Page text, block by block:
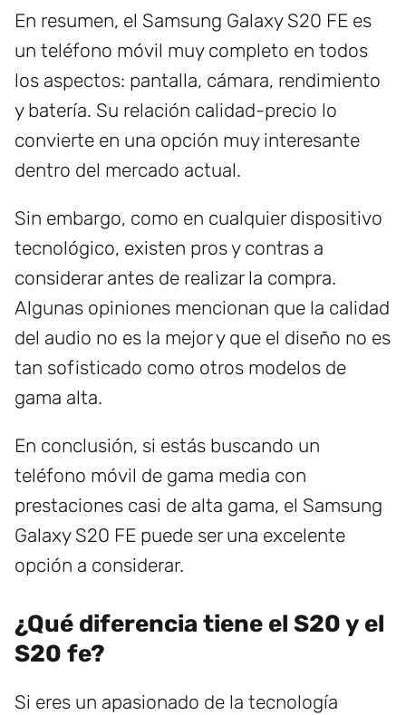
En resumen, el Samsung Galaxy S20 FE es
un teléfono móvil muy completo en todos
los aspectos: pantalla, cámara, rendimiento
y batería. Su relación calidad-precio lo
convierte en una opción muy interesante
dentro del mercado actual.
Sin embargo, como en cualquier dispositivo
tecnológico, existen pros y contras a
considerar antes de realizar la compra.
Algunas opiniones mencionan que la calidad
del audio no es la mejor y que el diseño no es
tan sofisticado como otros modelos de
gama alta.
En conclusión, si estás buscando un
teléfono móvil de gama media con
prestaciones casi de alta gama, el Samsung
Galaxy S20 FE puede ser una excelente
opción a considerar.
¿Qué diferencia tiene el S20 y el
S20 fe?
Si eres un apasionado de la tecnología